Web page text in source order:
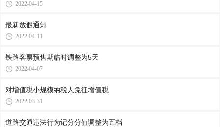
2022-04-15
最新放假通知
2022-04-11
铁路客票预售期临时调整为5天
2022-04-07
对增值税小规模纳税人免征增值税
2022-03-31
道路交通违法行为记分分值调整为五档